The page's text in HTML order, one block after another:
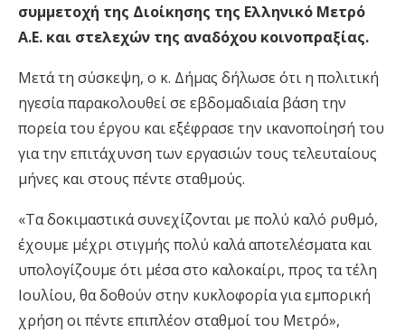
συμμετοχή της Διοίκησης της Ελληνικό Μετρό
Α.Ε. και στελεχών της αναδόχου κοινοπραξίας.
Μετά τη σύσκεψη, ο κ. Δήμας δήλωσε ότι η πολιτική
ηγεσία παρακολουθεί σε εβδομαδιαία βάση την
πορεία του έργου και εξέφρασε την ικανοποίησή του
για την επιτάχυνση των εργασιών τους τελευταίους
μήνες και στους πέντε σταθμούς.
«Τα δοκιμαστικά συνεχίζονται με πολύ καλό ρυθμό,
έχουμε μέχρι στιγμής πολύ καλά αποτελέσματα και
υπολογίζουμε ότι μέσα στο καλοκαίρι, προς τα τέλη
Ιουλίου, θα δοθούν στην κυκλοφορία για εμπορική
χρήση οι πέντε επιπλέον σταθμοί του Μετρό»,